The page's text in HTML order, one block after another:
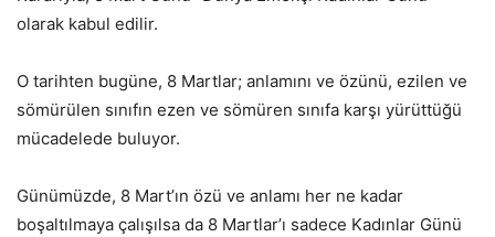
olarak kabul edilir.
O tarihten bugüne, 8 Martlar; anlamını ve özünü, ezilen ve
sömürülen sınıfın ezen ve sömüren sınıfa karşı yürüttüğü
mücadelede buluyor.
Günümüzde, 8 Mart’ın özü ve anlamı her ne kadar
boşaltılmaya çalışılsa da 8 Martlar’ı sadece Kadınlar Günü